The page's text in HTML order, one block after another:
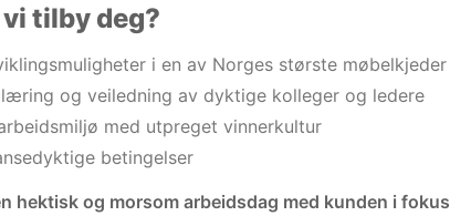
tilby deg?
i en av Norges største møbelkjeder
og veiledning av dyktige kolleger og ledere
med utpreget vinnerkultur
betingelser
hektisk og morsom arbeidsdag med kunden i